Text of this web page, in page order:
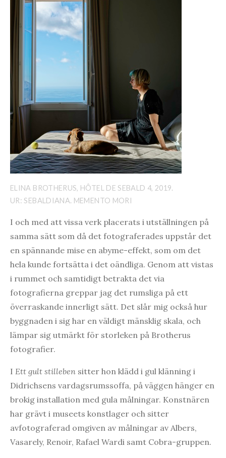
ELINA BROTHERUS, HÔTEL DE SEBALD 4, 2019.
UR: SEBALDIANA. MEMENTO MORI
I och med att vissa verk placerats i utställningen på
samma sätt som då det fotograferades uppstår det
en spännande mise en abyme-effekt, som om det
hela kunde fortsätta i det oändliga. Genom att vistas
i rummet och samtidigt betrakta det via
fotografierna greppar jag det rumsliga på ett
överraskande innerligt sätt. Det slår mig också hur
byggnaden i sig har en väldigt mänsklig skala, och
lämpar sig utmärkt för storleken på Brotherus
fotografier.
I Ett gult stilleben sitter hon klädd i gul klänning i
Didrichsens vardagsrumssoffa, på väggen hänger en
brokig installation med gula målningar. Konstnären
har grävt i museets konstlager och sitter
avfotograferad omgiven av målningar av Albers,
Vasarely, Renoir, Rafael Wardi samt Cobra-gruppen.